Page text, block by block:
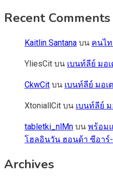
Recent Comments
Kaitlin Santana บน คนไ
YliesCit บน เบนท์ลีย์ มอ
CkwCit บน เบนท์ลีย์ มอเ
XtoniallCit บน เบนท์ลีย์
tabletki_nlMn บน พร้อม
โฮลอินวัน ฮอนด้า ซีอาร์
Archives